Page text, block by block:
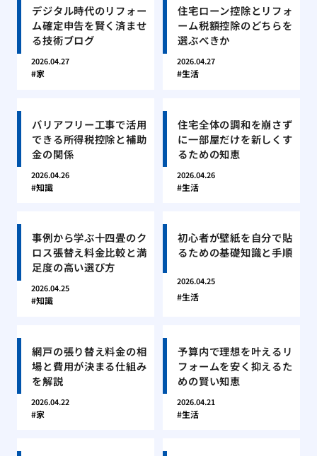
デジタル時代のリフォー
ム確定申告を賢く済ませ
る技術ブログ
2026.04.27
家
住宅ローン控除とリフォ
ーム税額控除のどちらを
選ぶべきか
2026.04.27
生活
バリアフリー工事で活用
できる所得税控除と補助
金の関係
2026.04.26
知識
住宅全体の調和を崩さず
に一部屋だけを新しくす
るための知恵
2026.04.26
生活
事例から学ぶ十四畳のク
ロス張替え料金比較と満
足度の高い選び方
2026.04.25
知識
初心者が壁紙を自分で貼
るための基礎知識と手順
2026.04.25
生活
網戸の張り替え料金の相
場と費用が決まる仕組み
を解説
2026.04.22
家
予算内で理想を叶えるリ
フォームを安く抑えるた
めの賢い知恵
2026.04.21
生活